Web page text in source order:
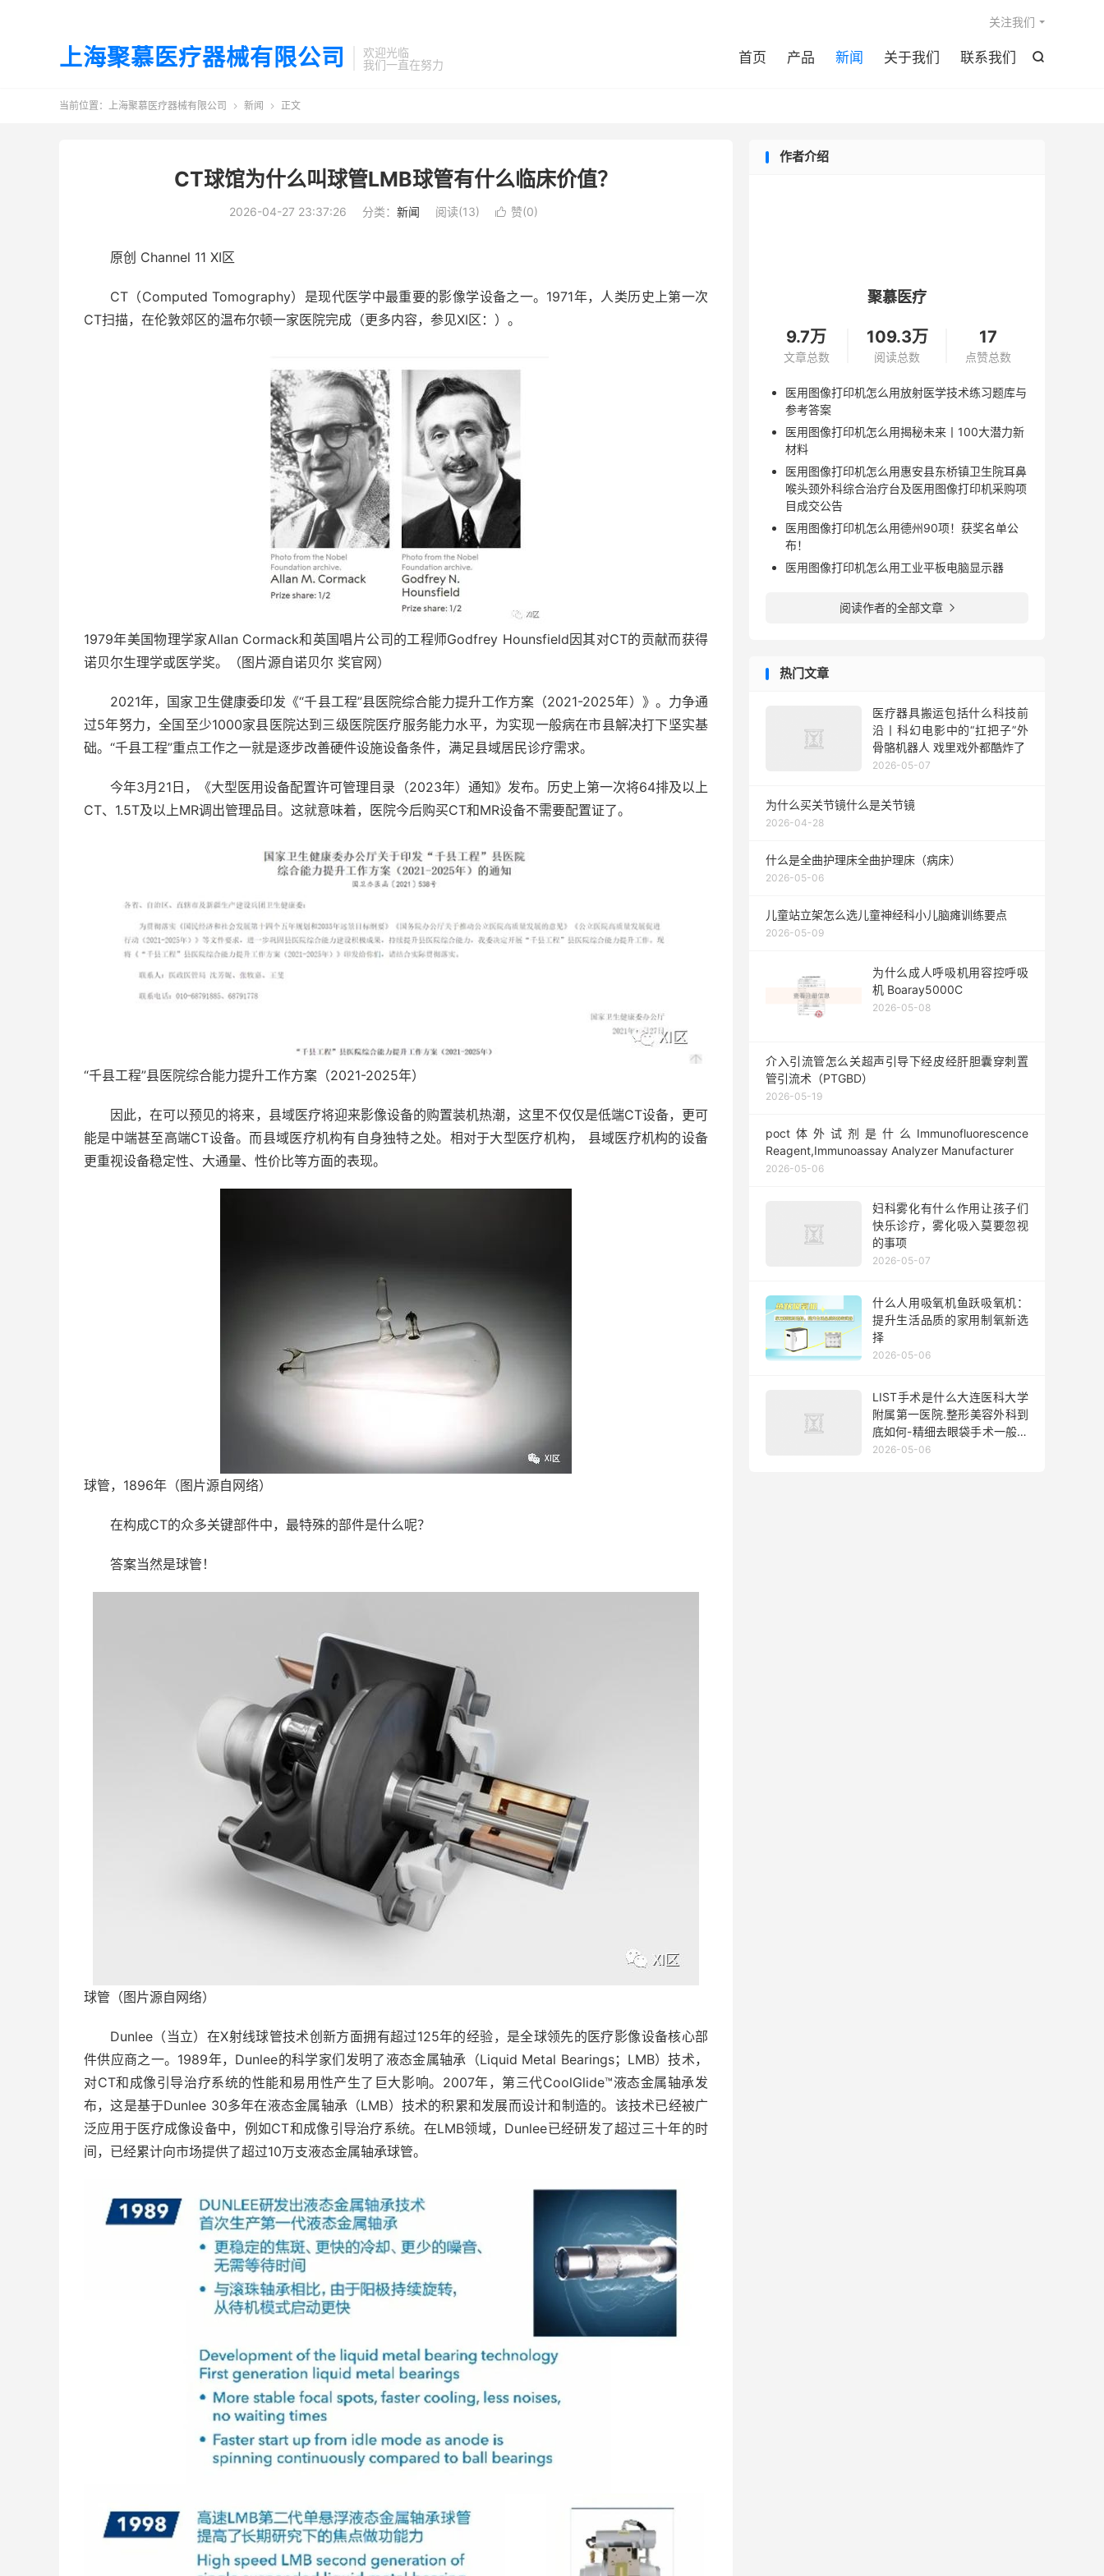
上海聚慕医疗器械有限公司
欢迎光临
我们一直在努力

首页 产品 新闻 关于我们 联系我们
关注我们
当前位置： 上海聚慕医疗器械有限公司  新闻  正文
CT球馆为什么叫球管LMB球管有什么临床价值？
2026-04-27 23:37:26 分类： 新闻 阅读(13)  赞(0)
原创 Channel 11 XI区
CT（Computed Tomography）是现代医学中最重要的影像学设备之一。1971年，人类历史上第一次
CT扫描，在伦敦郊区的温布尔顿一家医院完成（更多内容，参见XI区：）。
1979年美国物理学家Allan Cormack和英国唱片公司的工程师Godfrey Hounsfield因其对CT的贡献而获得
诺贝尔生理学或医学奖。（图片源自诺贝尔 奖官网）
2021年，国家卫生健康委印发《“千县工程”县医院综合能力提升工作方案（2021-2025年）》。力争通
过5年努力，全国至少1000家县医院达到三级医院医疗服务能力水平，为实现一般病在市县解决打下坚实基
础。“千县工程”重点工作之一就是逐步改善硬件设施设备条件，满足县域居民诊疗需求。
今年3月21日，《大型医用设备配置许可管理目录（2023年）通知》发布。历史上第一次将64排及以上
CT、1.5T及以上MR调出管理品目。这就意味着，医院今后购买CT和MR设备不需要配置证了。
“千县工程”县医院综合能力提升工作方案（2021-2025年）
因此，在可以预见的将来，县域医疗将迎来影像设备的购置装机热潮，这里不仅仅是低端CT设备，更可
能是中端甚至高端CT设备。而县域医疗机构有自身独特之处。相对于大型医疗机构， 县域医疗机构的设备
更重视设备稳定性、大通量、性价比等方面的表现。
球管，1896年（图片源自网络）
在构成CT的众多关键部件中，最特殊的部件是什么呢？
答案当然是球管！
球管（图片源自网络）
Dunlee（当立）在X射线球管技术创新方面拥有超过125年的经验，是全球领先的医疗影像设备核心部
件供应商之一。1989年，Dunlee的科学家们发明了液态金属轴承（Liquid Metal Bearings；LMB）技术，
对CT和成像引导治疗系统的性能和易用性产生了巨大影响。2007年，第三代CoolGlide™液态金属轴承发
布，这是基于Dunlee 30多年在液态金属轴承（LMB）技术的积累和发展而设计和制造的。该技术已经被广
泛应用于医疗成像设备中，例如CT和成像引导治疗系统。在LMB领域，Dunlee已经研发了超过三十年的时
间，已经累计向市场提供了超过10万支液态金属轴承球管。
作者介绍
聚慕医疗
9.7万
文章总数
109.3万
阅读总数
17
点赞总数
医用图像打印机怎么用放射医学技术练习题库与
参考答案
医用图像打印机怎么用揭秘未来丨100大潜力新
材料
医用图像打印机怎么用惠安县东桥镇卫生院耳鼻
喉头颈外科综合治疗台及医用图像打印机采购项
目成交公告
医用图像打印机怎么用德州90项！获奖名单公
布！
医用图像打印机怎么用工业平板电脑显示器
阅读作者的全部文章 
热门文章
医疗器具搬运包括什么科技前
沿丨科幻电影中的“扛把子”外
骨骼机器人 戏里戏外都酷炸了
2026-05-07
为什么买关节镜什么是关节镜
2026-04-28
什么是全曲护理床全曲护理床（病床）
2026-05-06
儿童站立架怎么选儿童神经科小儿脑瘫训练要点
2026-05-09
为什么成人呼吸机用容控呼吸
机 Boaray5000C
2026-05-08
介入引流管怎么关超声引导下经皮经肝胆囊穿刺置
管引流术（PTGBD）
2026-05-19
poct体外试剂是什么Immunofluorescence
Reagent,Immunoassay Analyzer Manufacturer
2026-05-06
妇科雾化有什么作用让孩子们
快乐诊疗，雾化吸入莫要忽视
的事项
2026-05-07
什么人用吸氧机鱼跃吸氧机：
提升生活品质的家用制氧新选
择
2026-05-06
LIST手术是什么大连医科大学
附属第一医院.整形美容外科到
底如何-精细去眼袋手术一般都
需要准备多少钱
2026-05-06